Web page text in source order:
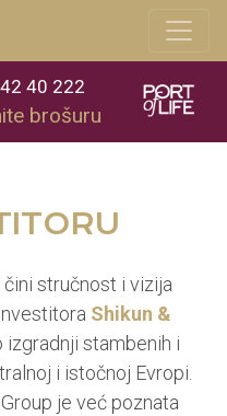
40 222
brošuru
stručnost i vizija
Shikun &
izgradnji stambenih i
i istočnoj Evropi.
je već poznata